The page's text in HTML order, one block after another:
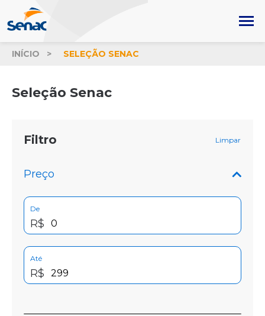
INÍCIO SELEÇÃO SENAC
Seleção Senac
Filtro Limpar
Preço
De
R$
Até
R$